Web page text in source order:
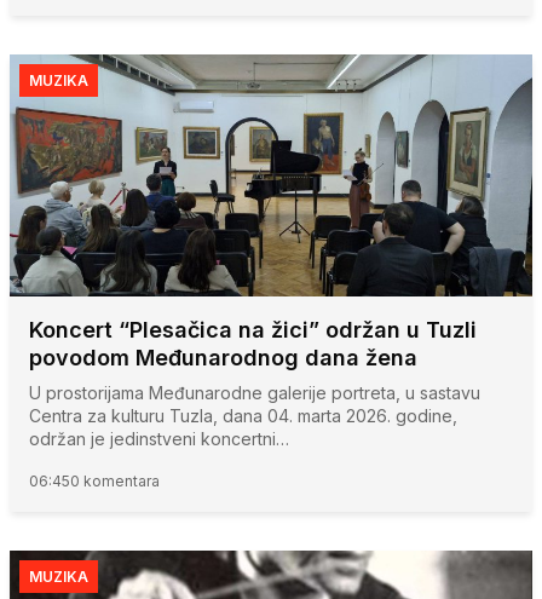
MUZIKA
Koncert “Plesačica na žici” održan u Tuzli
povodom Međunarodnog dana žena
U prostorijama Međunarodne galerije portreta, u sastavu
Centra za kulturu Tuzla, dana 04. marta 2026. godine,
održan je jedinstveni koncertni…
06:450 komentara
MUZIKA